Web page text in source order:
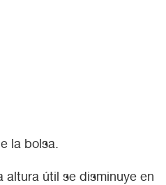
la bolsa.
altura útil se disminuye en